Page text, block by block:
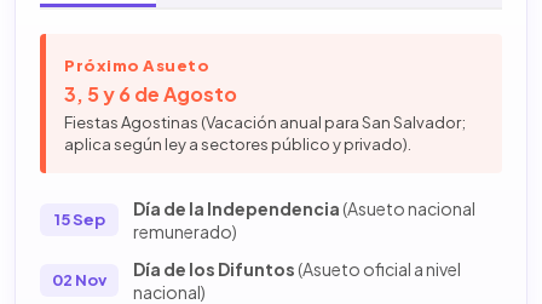
Próximo Asueto
3, 5 y 6 de Agosto
Fiestas Agostinas (Vacación anual para San Salvador;
aplica según ley a sectores público y privado).
15 Sep
Día de la Independencia(Asueto nacional
remunerado)
02 Nov
Día de los Difuntos(Asueto oficial a nivel
nacional)